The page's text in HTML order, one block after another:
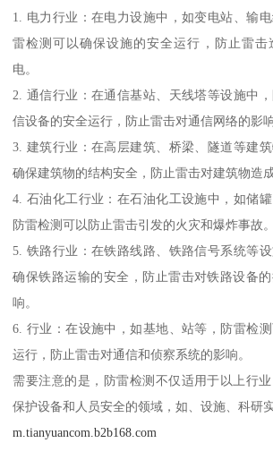
1. 电力行业：在电力设施中，如变电站、输
雷检测可以确保设施的安全运行，防止雷击
电。
2. 通信行业：在通信基站、天线塔等设施中
信设备的安全运行，防止雷击对通信网络的影响
3. 建筑行业：在高层建筑、桥梁、隧道等建
确保建筑物的结构安全，防止雷击对建筑物造
4. 石油化工行业：在石油化工设施中，如储
防雷检测可以防止雷击引发的火灾和爆炸事故。
5. 铁路行业：在铁路线路、铁路信号系统等
确保铁路运输的安全，防止雷击对铁路设备
响。
6. 行业：在设施中，如基地、站等，防雷检
运行，防止雷击对通信和侦察系统的影响。
需要注意的是，防雷检测不仅适用于以上行
保护设备和人员安全的领域，如、设施、科研
m.tianyuancom.b2b168.com